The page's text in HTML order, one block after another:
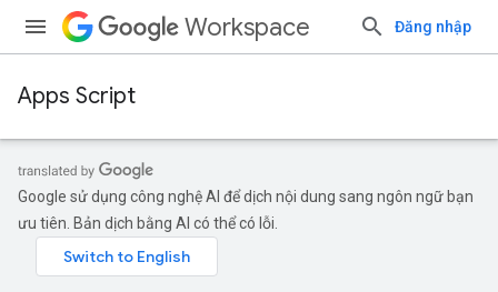
Workspace Đăng nhập
Apps Script
Google sử dụng công nghệ AI để dịch nội dung sang ngôn ngữ bạn
ưu tiên. Bản dịch bằng AI có thể có lỗi.